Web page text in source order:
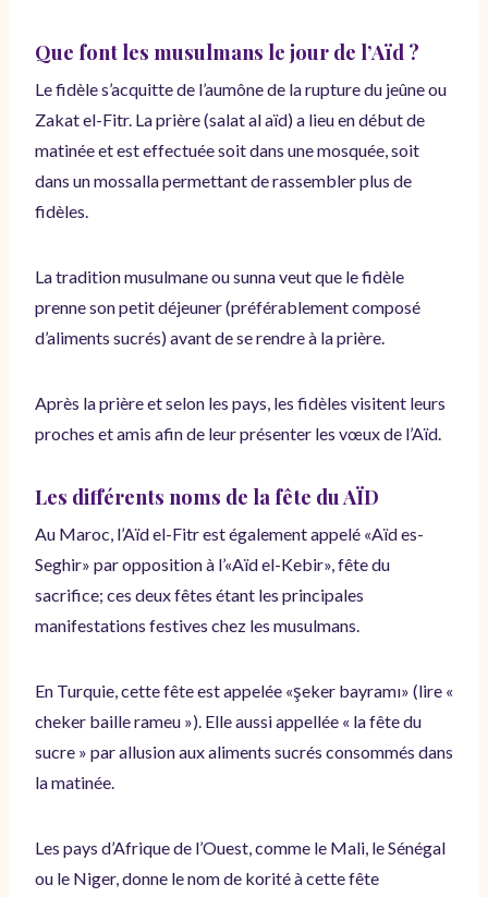
Que font les musulmans le jour de l’Aïd ?
Le fidèle s’acquitte de l’aumône de la rupture du jeûne ou
Zakat el-Fitr. La prière (salat al aïd) a lieu en début de
matinée et est effectuée soit dans une mosquée, soit
dans un mossalla permettant de rassembler plus de
fidèles.
La tradition musulmane ou sunna veut que le fidèle
prenne son petit déjeuner (préférablement composé
d’aliments sucrés) avant de se rendre à la prière.
Après la prière et selon les pays, les fidèles visitent leurs
proches et amis afin de leur présenter les vœux de l’Aïd.
Les différents noms de la fête du AÏD
Au Maroc, l’Aïd el-Fitr est également appelé «Aïd es-
Seghir» par opposition à l’«Aïd el-Kebir», fête du
sacrifice; ces deux fêtes étant les principales
manifestations festives chez les musulmans.
En Turquie, cette fête est appelée «şeker bayramı» (lire «
cheker baille rameu »). Elle aussi appellée « la fête du
sucre » par allusion aux aliments sucrés consommés dans
la matinée.
Les pays d’Afrique de l’Ouest, comme le Mali, le Sénégal
ou le Niger, donne le nom de korité à cette fête